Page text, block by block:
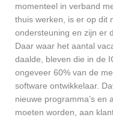
momenteel in verband
thuis werken, is er op dit
ondersteuning en zijn er
Daar waar het aantal
daalde, bleven die in de
ongeveer 60% van de
software ontwikkelaar.
nieuwe programma’s en
moeten worden, aan